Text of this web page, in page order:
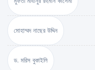
মোহাম্মদ নাছের উদ্দিন
ড. মরিস বুকাইলি